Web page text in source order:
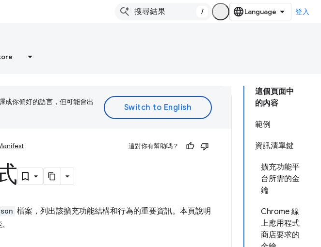
/ 登入
這個頁面中
的內容
範例
資訊清單鍵
擴充功能平
台所需的金
鑰
Chrome 線
上應用程式
商店要求的
成你偏好的語言，但可能會出
這對你有幫助嗎？
檔案，列出該擴充功能結構和行為的重要資訊。本頁說明